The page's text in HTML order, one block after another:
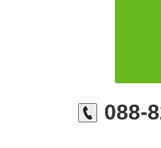
088-